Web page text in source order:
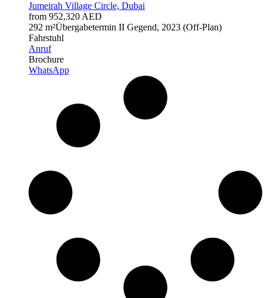
Jumeirah Village Circle, Dubai
from 952,320 AED
292 m²Übergabetermin II Gegend, 2023 (Off-Plan)
Fahrstuhl
Anruf
Brochure
WhatsApp